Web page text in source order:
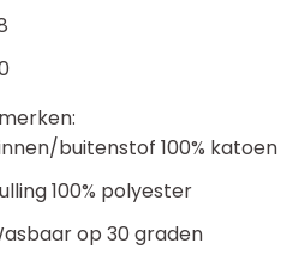
buitenstof 100% katoen
100% polyester
op 30 graden